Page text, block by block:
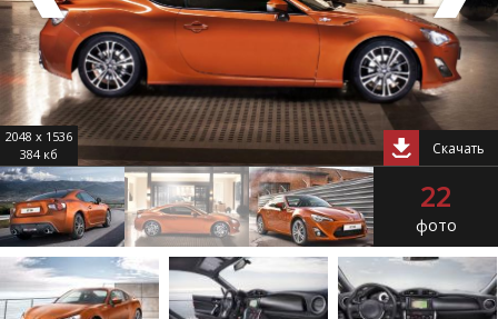
2048 x 1536
384 кб
Скачать
22
фото